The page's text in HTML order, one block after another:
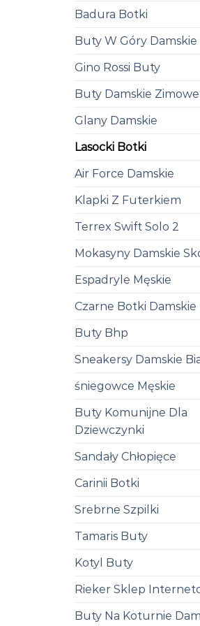
Badura Botki
Buty W Góry Damskie
Gino Rossi Buty
Buty Damskie Zimowe
Glany Damskie
Lasocki Botki
Air Force Damskie
Klapki Z Futerkiem
Terrex Swift Solo 2
Mokasyny Damskie
Espadryle Męskie
Czarne Botki Damskie
Buty Bhp
Sneakersy Damskie
śniegowce Męskie
Buty Komunijne Dla
Dziewczynki
Sandały Chłopięce
Carinii Botki
Srebrne Szpilki
Tamaris Buty
Kotyl Buty
Rieker Sklep
Buty Na Koturnie